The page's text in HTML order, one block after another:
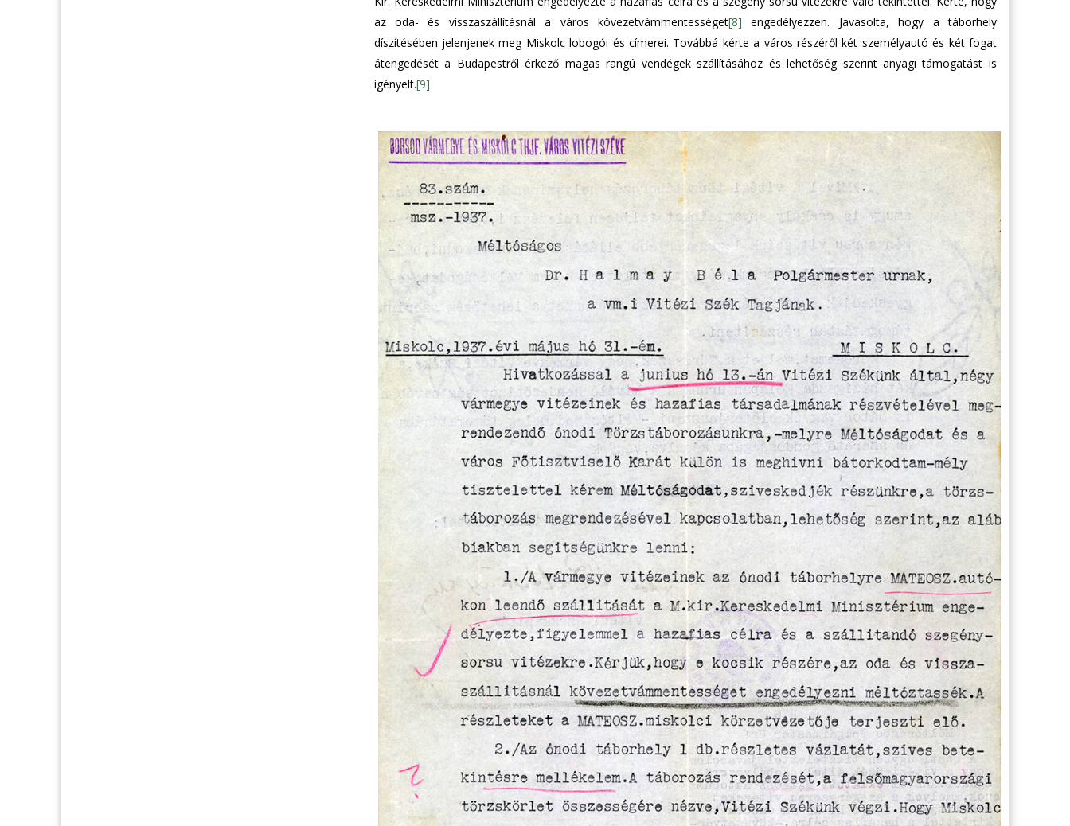
az oda- és visszaszállításnál a város kövezetvámmentességet[8] engedélyezzen. Javasolta, hogy a táborhely
díszítésében jelenjenek meg Miskolc lobogói és címerei. Továbbá kérte a város részéről két személyautó és két fogat
átengedését a Budapestről érkező magas rangú vendégek szállításához és lehetőség szerint anyagi támogatást is
igényelt.[9]